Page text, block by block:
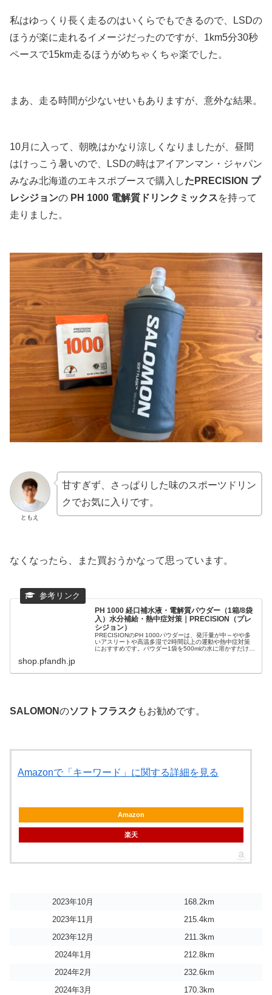
私はゆっくり長く走るのはいくらでもできるので、LSDの
ほうが楽に走れるイメージだったのですが、1km5分30秒
ペースで15km走るほうがめちゃくちゃ楽でした。
まあ、走る時間が少ないせいもありますが、意外な結果。
10月に入って、朝晩はかなり涼しくなりましたが、昼間
はけっこう暑いので、LSDの時はアイアンマン・ジャパン
みなみ北海道のエキスポブースで購入したPRECISION プ
レシジョンの PH 1000 電解質ドリンクミックスを持って
走りました。
ともえ
甘すぎず、さっぱりした味のスポーツドリン
クでお気に入りです。
なくなったら、また買おうかなって思っています。
PH 1000 経口補水液・電解質パウダー（1箱/8袋
入）水分補給・熱中症対策｜PRECISION（プレ
シジョン）
PRECISIONのPH 1000パウダーは、発汗量が中～やや多
いアスリートや高温多湿で2時間以上の運動や熱中症対策
におすすめです。パウダー1袋を500mlの水に溶かすだけ
shop.pfandh.jp
SALOMONのソフトフラスク もお勧めです。
Amazonで「キーワード」に関する詳細を見る
Amazon
楽天
2023年10月
168.2km
2023年11月
215.4km
2023年12月
211.3km
2024年1月
212.8km
2024年2月
232.6km
2024年3月
170.3km